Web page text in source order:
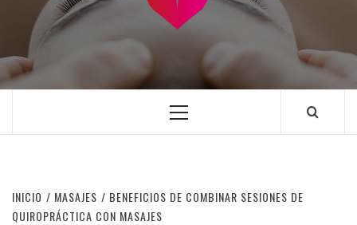
Menú
INICIO MASAJES
BENEFICIOS DE COMBINAR SESIONES DE
QUIROPRÁCTICA CON MASAJES